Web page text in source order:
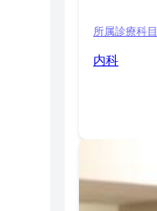
所属診療科目
内科